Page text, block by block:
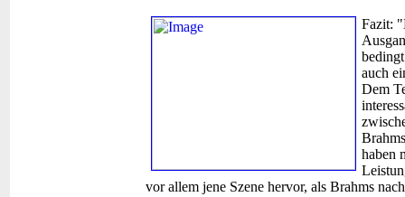
Fazit:
auch
Dem
haben
vor allem jene Szene hervor, als Brahms